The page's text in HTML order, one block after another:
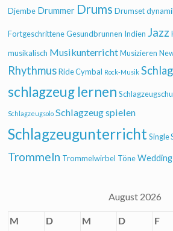
Djembe Drummer Drums Drumset
Fortgeschrittene Gesundbrunnen Indien Jazz
musikalisch Musikunterricht Musizieren
Rhythmus Ride Cymbal Rock-Musik
schlagzeug lernen
Schlagzeugsolo Schlagzeug spielen
Schlagzeugunterricht Single
Trommeln Trommelwirbel Töne Wedding
August 2026
M D M D F